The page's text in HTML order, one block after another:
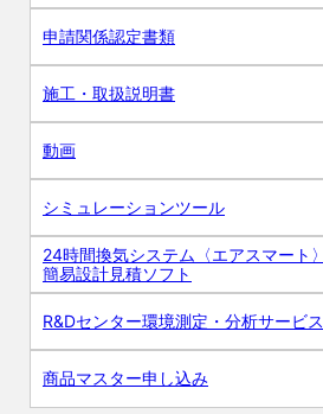
申請関係認定書類
施工・取扱説明書
動画
シミュレーションツール
24時間換気システム〈エアスマート〉
簡易設計見積ソフト
R&Dセンター環境測定・分析サービス
商品マスター申し込み